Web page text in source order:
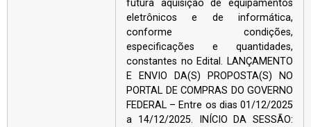
futura aquisição de equipamentos
eletrônicos e de informática,
conforme condições,
especificações e quantidades,
constantes no Edital. LANÇAMENTO
E ENVIO DA(S) PROPOSTA(S) NO
PORTAL DE COMPRAS DO GOVERNO
FEDERAL – Entre os dias 01/12/2025
a 14/12/2025. INÍCIO DA SESSÃO: